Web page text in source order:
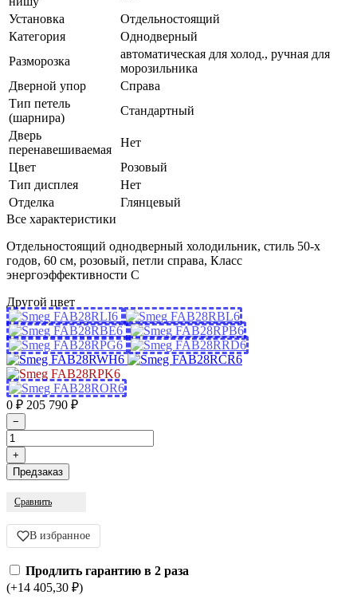
Установка
Отдельностоящий
Категория
Однодверный
Разморозка
автоматическая для холод., ручная для
морозильника
Дверной упор
Справа
Тип петель
(шарнира)
Стандартный
Дверь
перенавешиваемая
Нет
Цвет
Розовый
Тип дисплея
Нет
Отделка
Глянцевый
Все характеристики
Отдельностоящий однодверный холодильник, стиль 50-х
годов, 60 см, розовый, петли справа, Класс
энергоэффективности C
Другой цвет
0 ₽ 205 790 ₽
Сравнить
В избранное
Продлить гарантию в 2 раза
(+14 405,30 ₽)